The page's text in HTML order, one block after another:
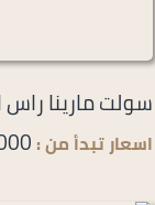
سولت مارينا
اسعار تبدأ من :